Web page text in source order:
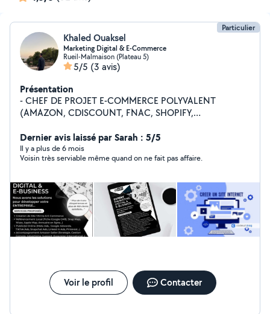
Particulier
Khaled Ouaksel
Marketing Digital & E-Commerce
Rueil-Malmaison (Plateau 5)
5/5 (3 avis)
Présentation
- CHEF DE PROJET E-COMMERCE POLYVALENT
(AMAZON, CDISCOUNT, FNAC, SHOPIFY,
AMAZON ADS, YOUTUBE ADS, GOOGLE ADS,
FACEBOOK META ADS, LINKED IN ADS, TIK TOK ADS,
SNAPCHAT ADS - CRÉATION DE SITE - CRÉATION DE
RÉALISATION DE VIDÉO (TOURNAGE ET MONTAGE) -
CRÉATION DE FICHE GOOGLE MY BUSINESS -
FORMATEUR (AMAZON SELLER & VENDOR / AMAZON
ADS / GOOGLE ADS / WORDPRESS / SHOPIFY /
SOCIAL ADS : Facebook Ads, Youtube Ads, Tiktok ads,
SERVICES D'AIDES & DEPANNAGE - TRANSPORT &
LIVRAISON DE COLIS - CONCIERGERIE / REMISE DE
CLÉS LOGEMENT (airbnb, b&b)
Dernier avis laissé par Sarah : 5/5
Il y a plus de 6 mois
Voisin très serviable même quand on ne fait pas affaire.
Voir le profil Contacter